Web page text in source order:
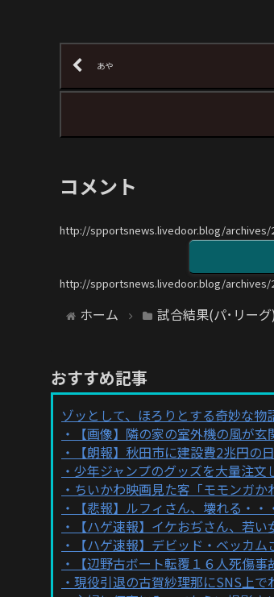
あや
コメント
http://spportsnews.livedoor.blog/archives/
http://spportsnews.livedoor.blog/archives/
ホーム 試合結果(パ･リーグ)
おすすめ記事
ゾッとして、ほろりとする奇妙な物
【画像】隣の家の室外機の風が
【朗報】秋田市に建設費2兆円の
少年ジャンプのグッズを大量注文
ちいかわ映画見た客「モモンガか
【悲報】ルフィさん、壊れる・・
【ハゲ速報】イケおぢさん、若い
【ハゲ速報】デビッド・ベッカ
【辺野古ボート転覆１６人死傷
現役引退の古賀紗理那にSNS上で